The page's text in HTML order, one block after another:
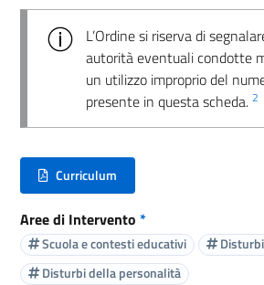
L’Ordine si riserva di
autorità eventuali condotte
un utilizzo improprio del
presente in questa scheda. 2
Curriculum
(nuova scheda - new tab)
Aree di Intervento *
Scuola e contesti educativi
Disturbi della personalità